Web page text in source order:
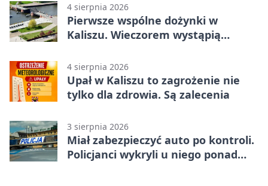
4 sierpnia 2026
Pierwsze wspólne dożynki w
Kaliszu. Wieczorem wystąpią
4 sierpnia 2026
Upał w Kaliszu to zagrożenie nie
tylko dla zdrowia. Są zalecenia
3 sierpnia 2026
Miał zabezpieczyć auto po kontroli.
Policjanci wykryli u niego ponad